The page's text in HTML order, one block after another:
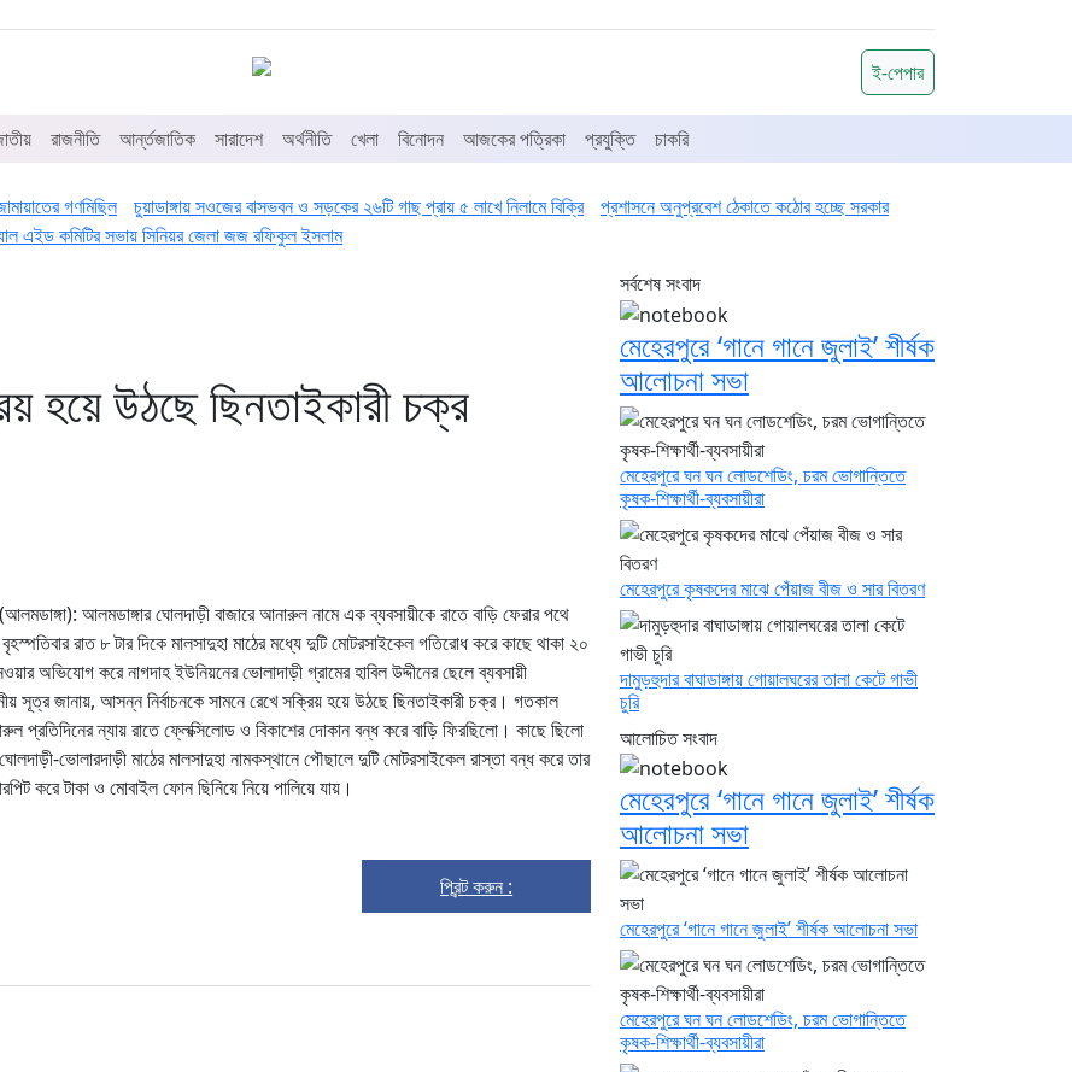
ই-পেপার
রাজনীতি আর্ন্তজাতিক সারাদেশ অর্থনীতি খেলা বিনোদন আজকের পত্রিকা প্রযুক্তি
চাকরি
গণমিছিল
চুয়াডাঙ্গায় সওজের বাসভবন ও সড়কের ২৬টি গাছ প্রায় ৫ লাখে নিলামে বিক্রি
প্রশাসনে অনুপ্রবেশ ঠেকাতে কঠোর হচ্ছে সরকার
এইড কমিটির সভায় সিনিয়র জেলা জজ রফিকুল ইসলাম
হয়ে উঠছে ছিনতাইকারী চক্র
আলমডাঙ্গার ঘোলদাড়ী বাজারে আনারুল নামে এক ব্যবসায়ীকে রাতে বাড়ি ফেরার পথে
রাত ৮ টার দিকে মালসাদুহা মাঠের মধ্যে দুটি মোটরসাইকেল গতিরোধ করে কাছে থাকা ২০
অভিযোগ করে নাগদাহ ইউনিয়নের ভোলাদাড়ী গ্রামের হাবিল উদ্দীনের ছেলে ব্যবসায়ী
সূত্র জানায়, আসন্ন নির্বাচনকে সামনে রেখে সক্রিয় হয়ে উঠছে ছিনতাইকারী চক্র। গতকাল
প্রতিদিনের ন্যায় রাতে ফ্লেক্সিলোড ও বিকাশের দোকান বন্ধ করে বাড়ি ফিরছিলো। কাছে ছিলো
ভোলারদাড়ী মাঠের মালসাদুহা নামকস্থানে পৌছালে দুটি মোটরসাইকেল রাস্তা বন্ধ করে তার
করে টাকা ও মোবাইল ফোন ছিনিয়ে নিয়ে পালিয়ে যায়।
প্রিন্ট করুন :
সর্বশেষ সংবাদ
মেহেরপুরে ‘গানে গানে জুলাই’ শীর্ষক
আলোচনা সভা
মেহেরপুরে ঘন ঘন লোডশেডিং, চরম ভোগান্তিতে
কৃষক-শিক্ষার্থী-ব্যবসায়ীরা
মেহেরপুরে কৃষকদের মাঝে পেঁয়াজ বীজ ও সার বিতরণ
দামুড়হুদার বাঘাডাঙ্গায় গোয়ালঘরের তালা কেটে গাভী
চুরি
আলোচিত সংবাদ
মেহেরপুরে ‘গানে গানে জুলাই’ শীর্ষক
আলোচনা সভা
মেহেরপুরে ‘গানে গানে জুলাই’ শীর্ষক আলোচনা সভা
মেহেরপুরে ঘন ঘন লোডশেডিং, চরম ভোগান্তিতে
কৃষক-শিক্ষার্থী-ব্যবসায়ীরা